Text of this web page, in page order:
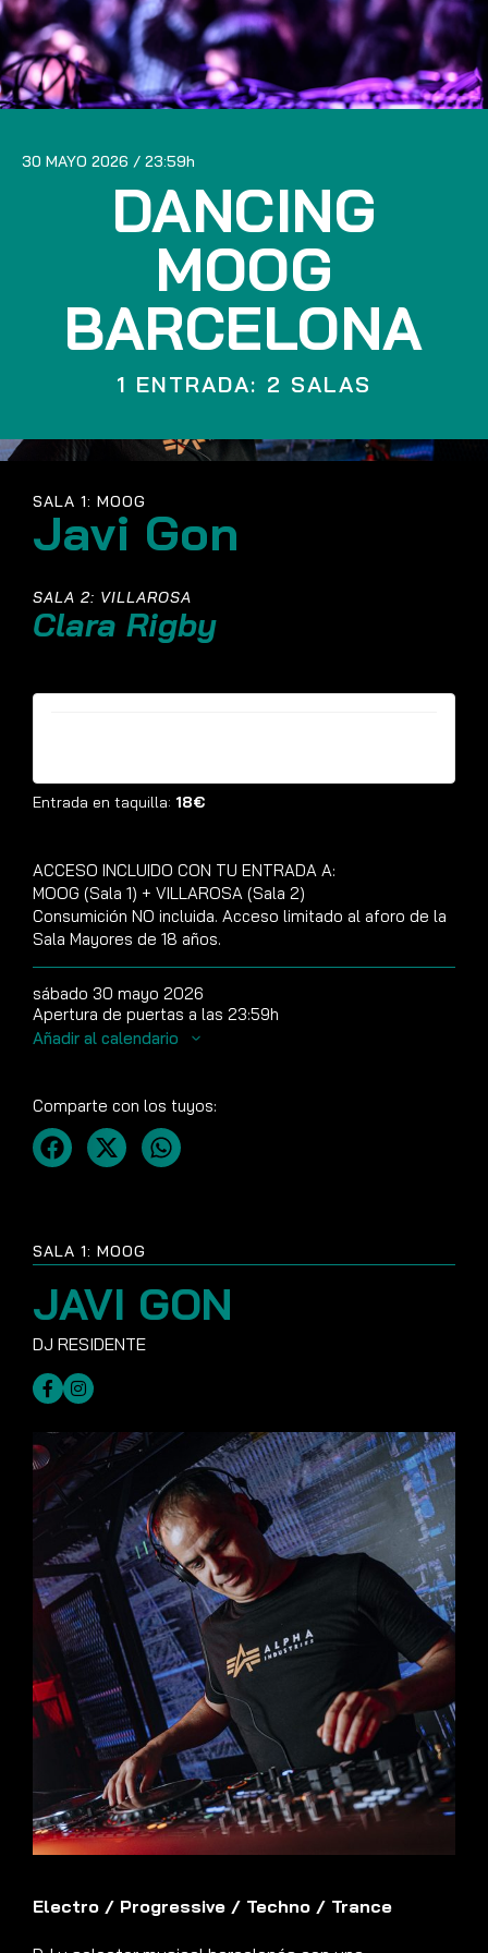
30 MAYO 2026 23:59
DANCING
MOOG
BARCELONA
1 ENTRADA: 2 SALAS
SALA 1: MOOG
JAVI GON
Electro / Progressive / Techno / Trance
SALA 1: MOOG
Javi Gon
SALA 2: VILLAROSA
Clara Rigby
Entrada en taquilla: 18€
ACCESO INCLUIDO CON TU ENTRADA A:
MOOG (Sala 1) + VILLAROSA (Sala 2)
Consumición NO incluida. Acceso limitado al aforo de la
Sala Mayores de 18 años.
sábado 30 mayo 2026
Apertura de puertas a las 23:59h
Añadir al calendario
Comparte con los tuyos: